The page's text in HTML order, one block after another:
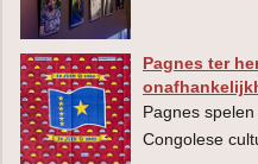
Pagnes ter
Pagnes
Congolese